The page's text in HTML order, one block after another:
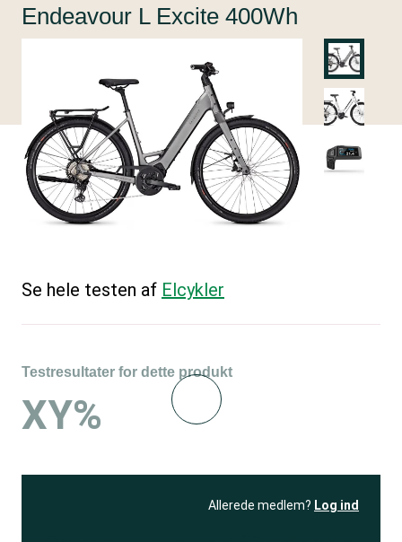
Endeavour L Excite 400Wh
Se hele testen af Elcykler
Testresultater for dette produkt
XY%
Allerede medlem? Log ind